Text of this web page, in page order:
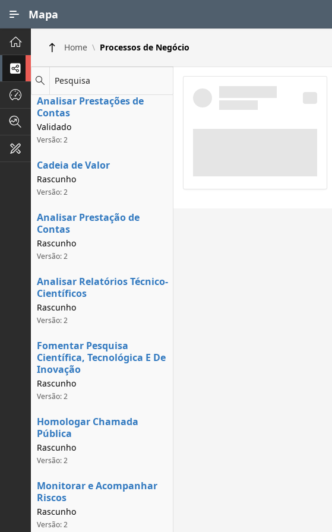
Mapa
Processos de Negócios
Dados INPI
Home Processos de Negócio
Pesquisa
Analisar Prestações de
Contas
Validado
Versão: 2
Cadeia de Valor
Rascunho
Versão: 2
Analisar Prestação de
Contas
Rascunho
Versão: 2
Analisar Relatórios Técnico-
Científicos
Rascunho
Versão: 2
Fomentar Pesquisa
Científica, Tecnológica E De
Inovação
Rascunho
Versão: 2
Homologar Chamada
Pública
Rascunho
Versão: 2
Monitorar e Acompanhar
Riscos
Rascunho
Versão: 2